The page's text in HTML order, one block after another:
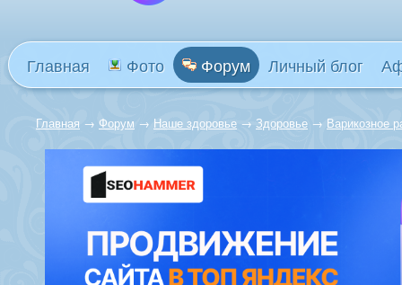
Главная Фото Форум Личный блог
Главная → Форум → Наше здоровье → Здоровье → Варикозное